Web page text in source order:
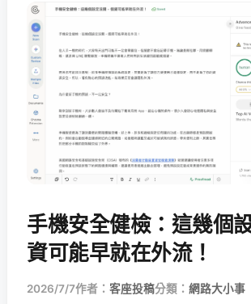
手機安全健檢：這幾個
資可能早就在外流！
2026/7/7作者： 客座投稿分類： 網路大小事